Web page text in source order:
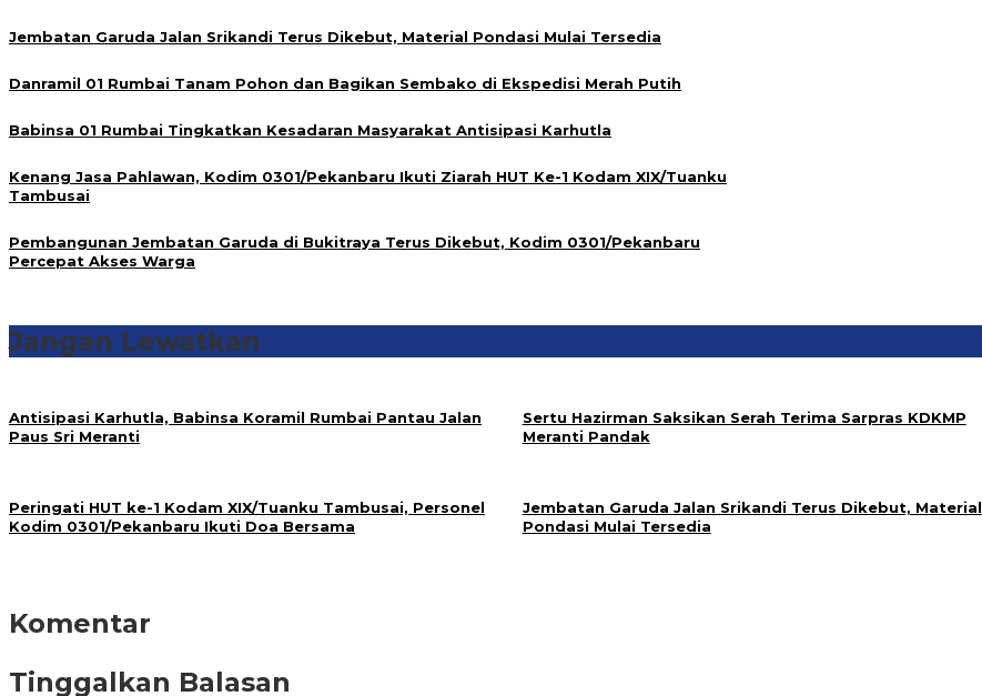
Jembatan Garuda Jalan Srikandi Terus Dikebut, Material Pondasi Mulai Tersedia
Danramil 01 Rumbai Tanam Pohon dan Bagikan Sembako di Ekspedisi Merah Putih
Babinsa 01 Rumbai Tingkatkan Kesadaran Masyarakat Antisipasi Karhutla
Kenang Jasa Pahlawan, Kodim 0301/Pekanbaru Ikuti Ziarah HUT Ke-1 Kodam XIX/Tuanku
Tambusai
Pembangunan Jembatan Garuda di Bukitraya Terus Dikebut, Kodim 0301/Pekanbaru
Percepat Akses Warga
Jangan Lewatkan
Antisipasi Karhutla, Babinsa Koramil Rumbai Pantau Jalan
Paus Sri Meranti
Sertu Hazirman Saksikan Serah Terima Sarpras KDKMP
Meranti Pandak
Peringati HUT ke-1 Kodam XIX/Tuanku Tambusai, Personel
Kodim 0301/Pekanbaru Ikuti Doa Bersama
Jembatan Garuda Jalan Srikandi Terus Dikebut, Material
Pondasi Mulai Tersedia
Komentar
Tinggalkan Balasan